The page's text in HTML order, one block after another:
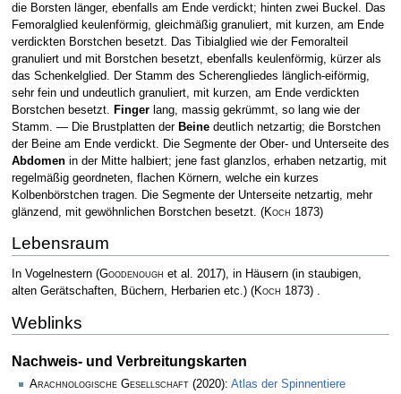
die Borsten länger, ebenfalls am Ende verdickt; hinten zwei Buckel. Das
Femoralglied keulenförmig, gleichmäßig granuliert, mit kurzen, am Ende
verdickten Borstchen besetzt. Das Tibialglied wie der Femoralteil
granuliert und mit Borstchen besetzt, ebenfalls keulenförmig, kürzer als
das Schenkelglied. Der Stamm des Scherengliedes länglich-eiförmig,
sehr fein und undeutlich granuliert, mit kurzen, am Ende verdickten
Borstchen besetzt.
Fingerlang, massig gekrümmt, so lang wie der
Stamm. — Die Brustplatten der Beinedeutlich netzartig; die Borstchen
der Beine am Ende verdickt. Die Segmente der Ober- und Unterseite des
Abdomenin der Mitte halbiert; jene fast glanzlos, erhaben netzartig, mit
regelmäßig geordneten, flachen Körnern, welche ein kurzes
Kolbenbörstchen tragen. Die Segmente der Unterseite netzartig, mehr
glänzend, mit gewöhnlichen Borstchen besetzt. (Koch 1873)
Lebensraum
In Vogelnestern (Goodenough et al. 2017), in Häusern (in staubigen,
alten Gerätschaften, Büchern, Herbarien etc.) (Koch 1873).
Weblinks
Nachweis- und Verbreitungskarten
Arachnologische Gesellschaft (2020): Atlas der Spinnentiere